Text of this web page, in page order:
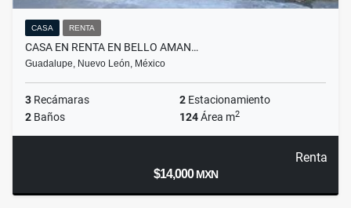
CASA RENTA
CASA EN RENTA EN BELLO AMAN…
Guadalupe, Nuevo León, México
3 Recámaras 2 Estacionamiento
2 Baños 124Área m2
Renta
$14,000MXN